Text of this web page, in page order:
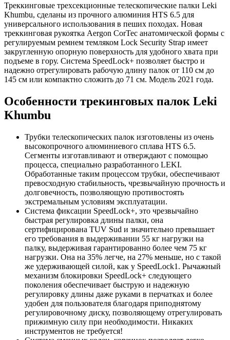
Треккинговые трехсекционные телескопические палки Leki
Khumbu, сделаны из прочного алюминия HTS 6.5 для
универсального использования в пеших походах. Новая
треккинговая рукоятка Aergon CorTec анатомической формы с
регулируемым ремнем темляком Lock Security Strap имеет
закругленную опорную поверхность для удобного хвата при
подъеме в гору. Система SpeedLock+ позволяет быстро и
надежно отрегулировать рабочую длину палок от 110 см до
145 см или компактно сложить до 71 см. Модель 2021 года.
Особенности трекинговых палок Leki
Khumbu
Трубки телескопических палок изготовлены из очень
высокопрочного алюминиевого сплава HTS 6.5.
Сегменты изготавливают и отверждают с помощью
процесса, специально разработанного LEKI.
Обработанные таким процессом трубки, обеспечивают
превосходную стабильность, чрезвычайную прочность и
долговечность, позволяющую противостоять
экстремальным условиям эксплуатации.
Система фиксации SpeedLock+, это чрезвычайно
быстрая регулировка длины палки, она
сертифицирована TUV Sud и значительно превышает
его требования в выдерживании 55 кг нагрузки на
палку, выдерживая гарантированно более чем 75 кг
нагрузки. Она на 35% легче, на 27% меньше, но с такой
же удерживающей силой, как у SpeedLock1. Рычажный
механизм блокировки SpeedLock+ следующего
поколения обеспечивает быструю и надежную
регулировку длины даже руками в перчатках и более
удобен для пользователя благодаря приподнятому
регулировочному диску, позволяющему отрегулировать
прижимную силу при необходимости. Никаких
инструментов не требуется!